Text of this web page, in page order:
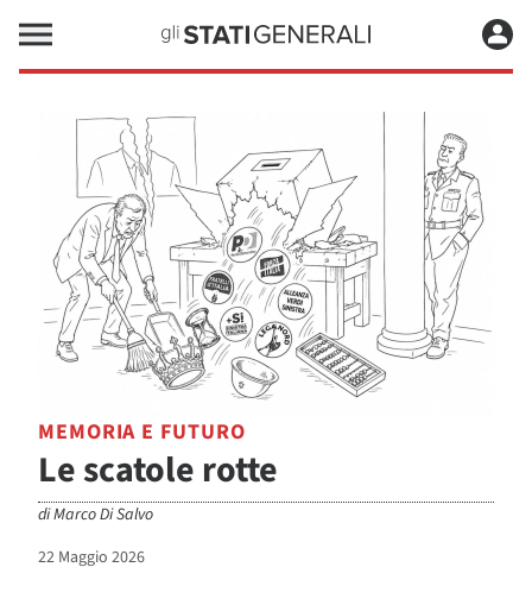
MEMORIA E FUTURO
Le scatole rotte
diMarco Di Salvo
22 Maggio 2026